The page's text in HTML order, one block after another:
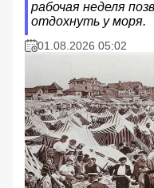
рабочая неделя
отдохнуть у моря.
01.08.2026 05:02